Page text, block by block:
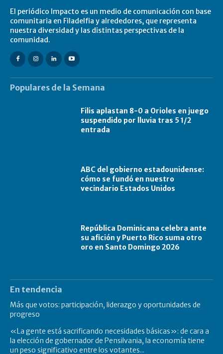
El periódico Impacto es un medio de comunicación con base
comunitaria en Filadelfia y alrededores, que representa
nuestra diversidad y las distintas perspectivas de la
comunidad.
Populares de la Semana
Filis aplastan 8-0 a Orioles en juego
suspendido por lluvia tras 5 1/2
entrada
ABC del gobierno estadounidense:
cómo se fundó en nuestro
vecindario Estados Unidos
República Dominicana celebra ante
su afición y Puerto Rico suma otro
oro en Santo Domingo 2026
En tendencia
Más que votos: participación, liderazgo y oportunidades de
progreso
«La gente está sacrificando necesidades básicas»: de cara a
la elección de gobernador de Pensilvania, la economía tiene
un peso significativo entre los votantes...